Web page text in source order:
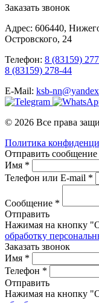
Заказать звонок
Адрес: 606440,
Островского, 24
Телефон: 8 (83159)
8 (83159) 278-44
E-Mail: ksb-
© 2026 Все права
Политика
Отправить сообщение
Имя *
Телефон или E-mail *
Сообщение *
Отправить
Нажимая на кнопку
обработку
Заказать звонок
Имя *
Телефон *
Отправить
Нажимая на кнопку